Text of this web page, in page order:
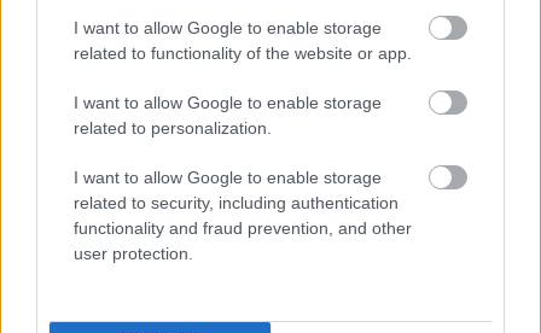
I want to allow Google to enable storage
related to functionality of the website or app.
I want to allow Google to enable storage
related to personalization.
I want to allow Google to enable storage
related to security, including authentication
functionality and fraud prevention, and other
user protection.περισσότερα